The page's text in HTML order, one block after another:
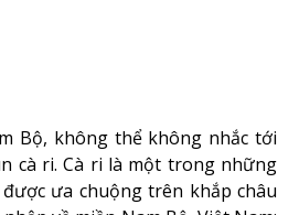
Bộ, không thể không nhắc tới
cà ri. Cà ri là một trong những
ưa chuộng trên khắp châu